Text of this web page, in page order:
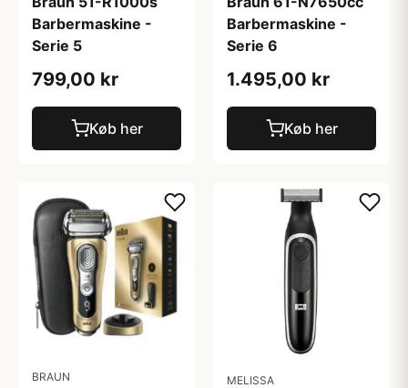
Barbermaskine -
Serie 5
799,00 kr
Køb her
Barbermaskine -
Serie 6
1.495,00 kr
Køb her
BRAUN MELISSA